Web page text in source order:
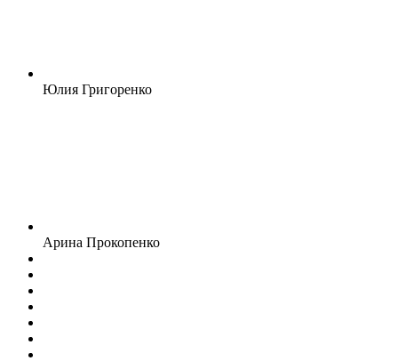
Юлия Григоренко
Арина Прокопенко